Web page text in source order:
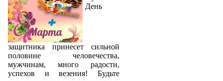
День
защитника принесет сильной
половине человечества,
мужчинам, много радости,
успехов и везения! Будьте